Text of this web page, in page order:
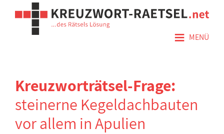
≡ MENÜ
Kreuzworträtsel-Frage:
steinerne Kegeldachbauten
vor allem in Apulien